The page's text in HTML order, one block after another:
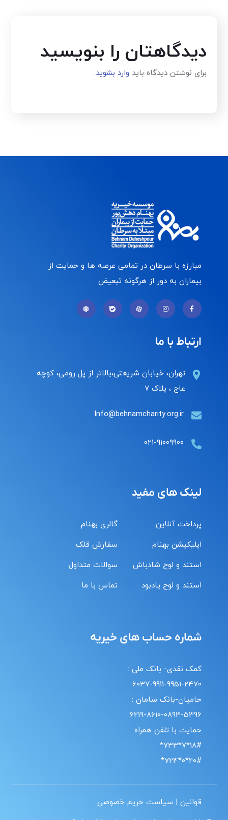
دیدگاهتان را بنویسید
برای نوشتن دیدگاه باید وارد بشوید.
مبارزه با سرطان در تمامی عرصه ها و حمایت از
بیماران به دور از هرگونه تبعیض
ارتباط با ما
تهران، خیابان شریعتی،بالاتر از پل رومی، کوچه
عاج ، پلاک ۷
Info@behnamcharity.org.ir
۰۲۱-۹۱۰۰۹۹۰۰
لینک های مفید
پرداخت آنلاین
اپلیکیشن بهنام
استند و لوح شادباش
استند و لوح یادبود
گالری بهنام
سفارش قلک
سوالات متداول
تماس با ما
شماره حساب های خیریه
کمک نقدی- بانک ملی :
6037-9911-9951-2470
حامیان-بانک سامان :
6219-8610-0893-5396
حمایت با تلفن همراه :
18#*7*733*
20#*0*724*
قوانین | سیاست حریم خصوصی